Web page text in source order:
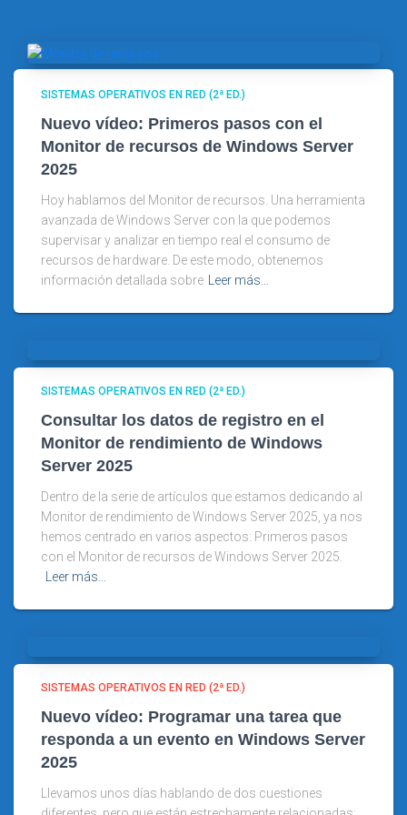
SISTEMAS OPERATIVOS EN RED (2ª ED.)
Nuevo vídeo: Primeros pasos con el
Monitor de recursos de Windows Server
2025
Hoy hablamos del Monitor de recursos. Una herramienta
avanzada de Windows Server con la que podemos
supervisar y analizar en tiempo real el consumo de
recursos de hardware. De este modo, obtenemos
información detallada sobre
Leer más…
SISTEMAS OPERATIVOS EN RED (2ª ED.)
Consultar los datos de registro en el
Monitor de rendimiento de Windows
Server 2025
Dentro de la serie de artículos que estamos dedicando al
Monitor de rendimiento de Windows Server 2025, ya nos
hemos centrado en varios aspectos: Primeros pasos
con el Monitor de recursos de Windows Server 2025.
Leer más…
SISTEMAS OPERATIVOS EN RED (2ª ED.)
Nuevo vídeo: Programar una tarea que
responda a un evento en Windows Server
2025
Llevamos unos días hablando de dos cuestiones